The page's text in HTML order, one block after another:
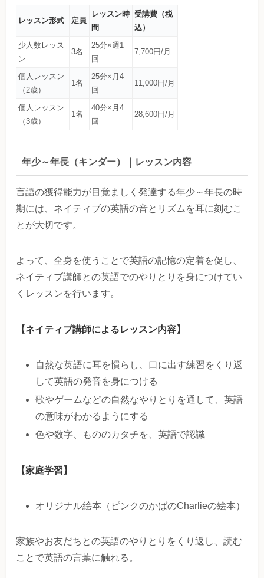
レッスン形式 定員
レッスン時
間
受講費（税
込）
少人数レッス
ン
3名
25分×週1
回
7,700円/月
個人レッスン
（2歳）
1名
25分×月4
回
11,000円/月
個人レッスン
（3歳）
1名
40分×月4
回
28,600円/月
年少～年長（キンダー）｜レッスン内容
言語の獲得能力が目覚ましく発達する年少～年長の時
期には、ネイティブの英語の音とリズムを耳に刻むこ
とが大切です。
よって、全身を使うことで英語の記憶の定着を促し、
ネイティブ講師との英語でのやりとりを身につけてい
くレッスンを行います。
【ネイティブ講師によるレッスン内容】
自然な英語に耳を慣らし、口に出す練習をくり返
して英語の発音を身につける
歌やゲームなどの自然なやりとりを通して、英語
の意味がわかるようにする
色や数字、もののカタチを、英語で認識
【家庭学習】
オリジナル絵本（ピンクのかばのCharlieの絵本）
家族やお友だちとの英語のやりとりをくり返し、読む
ことで英語の言葉に触れる。